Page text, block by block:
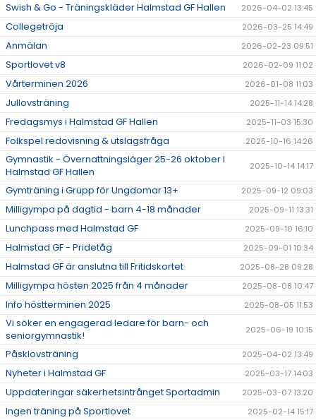
Swish & Go - Träningskläder Halmstad GF Hallen 2026-04-02 13:45
Collegetröja 2026-03-25 14:49
Anmälan 2026-02-23 09:51
Sportlovet v8 2026-02-09 11:02
Vårterminen 2026 2026-01-08 11:03
Jullovsträning 2025-11-14 14:28
Fredagsmys i Halmstad GF Hallen 2025-11-03 15:30
Folkspel redovisning & utslagsfråga 2025-10-16 14:26
Gymnastik - Övernattningsläger 25-26 oktober I
Halmstad GF Hallen
2025-10-14 14:17
Gymträning i Grupp för Ungdomar 13+ 2025-09-12 09:03
Milligympa på dagtid - barn 4-18 månader 2025-09-11 13:31
Lunchpass med Halmstad GF 2025-09-10 16:10
Halmstad GF - Pridetåg 2025-09-01 10:34
Halmstad GF är anslutna till Fritidskortet 2025-08-28 09:28
Milligympa hösten 2025 från 4 månader 2025-08-08 10:47
Info höstterminen 2025 2025-08-05 11:53
Vi söker en engagerad ledare för barn- och
seniorgymnastik!
2025-06-19 10:15
Påsklovsträning 2025-04-02 13:49
Nyheter i Halmstad GF 2025-03-17 14:03
Uppdateringar säkerhetsintrånget Sportadmin 2025-03-07 13:20
Ingen träning på Sportlovet 2025-02-14 15:17